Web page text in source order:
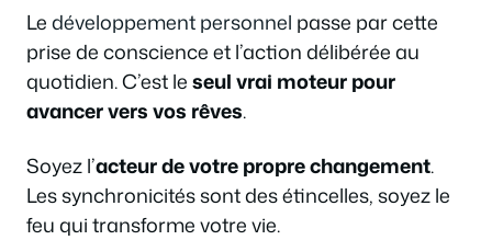
Ledéveloppement personnel passe par cette
prise de conscience et l’action délibérée au
quotidien. C’est leseul vrai moteur pour
avancer vers vos rêves.
Soyez l’acteur de votre propre changement.
Les synchronicités sont des étincelles, soyez le
feu qui transforme votre vie.